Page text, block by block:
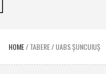
HOME/TABERE/UABS ŞUNCUIUŞ